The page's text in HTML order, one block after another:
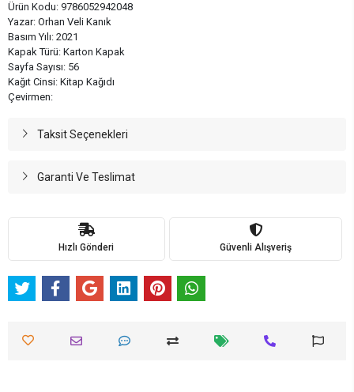
Ürün Kodu: 9786052942048
Yazar: Orhan Veli Kanık
Basım Yılı: 2021
Kapak Türü: Karton Kapak
Sayfa Sayısı: 56
Kağıt Cinsi: Kitap Kağıdı
Çevirmen:
Taksit Seçenekleri
Garanti Ve Teslimat
Hızlı Gönderi Güvenli Alışveriş